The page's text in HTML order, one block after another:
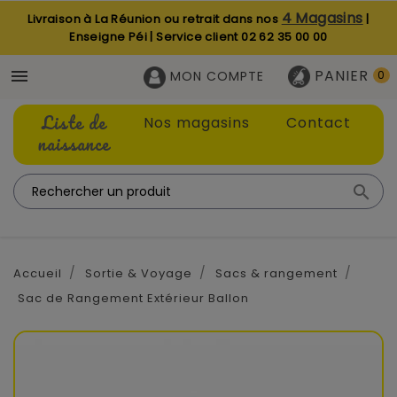
Livraison à La Réunion ou retrait dans nos 4 Magasins |
Enseigne Péi | Service client02 62 35 00 00
 PANIER 0
MON COMPTE
Liste de
naissance
Nos magasins Contact

Accueil Sortie & Voyage
Sacs & rangement
Sac de Rangement Extérieur Ballon